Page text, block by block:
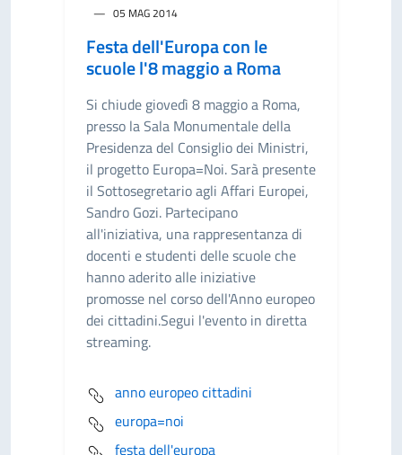
05 MAG 2014
Festa dell'Europa con le
scuole l'8 maggio a Roma
Si chiude giovedì 8 maggio a Roma,
presso la Sala Monumentale della
Presidenza del Consiglio dei Ministri,
il progetto Europa=Noi. Sarà presente
il Sottosegretario agli Affari Europei,
Sandro Gozi. Partecipano
all'iniziativa, una rappresentanza di
docenti e studenti delle scuole che
hanno aderito alle iniziative
promosse nel corso dell'Anno europeo
dei cittadini.Segui l'evento in diretta
streaming.
anno europeo cittadini
europa=noi
festa dell'europa